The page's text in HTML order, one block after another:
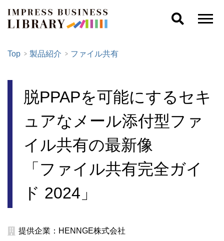
Top 製品紹介 ファイル共有
脱PPAPを可能にするセキ
ュアなメール添付型ファ
イル共有の最新像
「ファイル共有完全ガイ
ド 2024」
提供企業：HENNGE株式会社